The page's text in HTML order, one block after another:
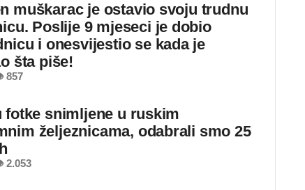
muškarac je ostavio svoju trudnu
Poslije 9 mjeseci je dobio
i onesvijestio se kada je
šta piše!
fotke snimljene u ruskim
željeznicama, odabrali smo 25